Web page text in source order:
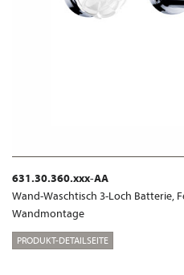
631.30.360.xxx-AA
Wand-Waschtisch 3-Loch Batterie,
Wandmontage
PRODUKT-DETAILSEITE